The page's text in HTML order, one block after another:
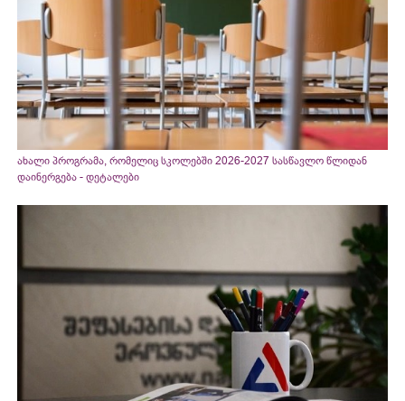
ახალი პროგრამა, რომელიც სკოლებში 2026-2027 სასწავლო წლიდან
დაინერგება - დეტალები